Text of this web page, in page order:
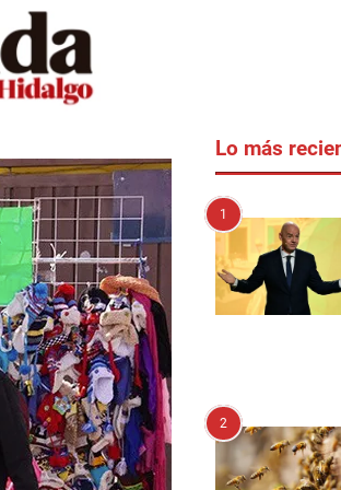
Lo más
1
2